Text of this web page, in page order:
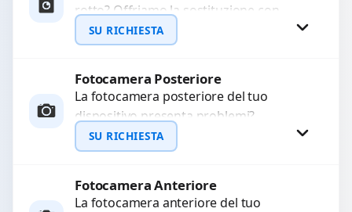
WhatsApp
rotto? Offriamo la sostituzione con
ricambi di alta qualità garantiti per 3
mesi....
SU RICHIESTA
Richiedi Preventivo
WhatsApp
Fotocamera Posteriore
La fotocamera posteriore del tuo
dispositivo presenta problemi?
Interveniamo per risolvere guasti come
immagini sfocate, messa a fuoco non
SU RICHIESTA
Richiedi Preventivo
Fotocamera Anteriore
La fotocamera anteriore del tuo